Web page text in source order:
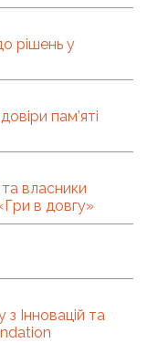
рішень у
пам’яті
та власники
в довгу»
Інновацій та